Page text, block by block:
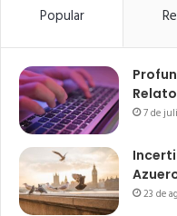
Popular
7 de
23 de